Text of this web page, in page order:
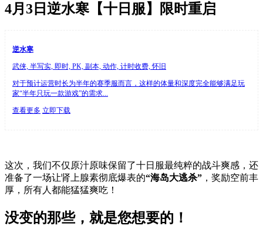
4月3日 逆水寒【十日服】限时重启
逆水寒
武侠, 半写实, 即时, PK, 副本, 动作, 计时收费, 怀旧
对于预计运营时长为半年的赛季服而言，这样的体量和深度完全能够满足玩
家“半年只玩一款游戏”的需求...
查看更多 立即下载
这次，我们不仅原汁原味保留了十日服最纯粹的战斗爽感，还
准备了一场让肾上腺素彻底爆表的“海岛大逃杀” ，奖励空前丰
厚，所有人都能猛猛爽吃！
没变的那些，就是您想要的！